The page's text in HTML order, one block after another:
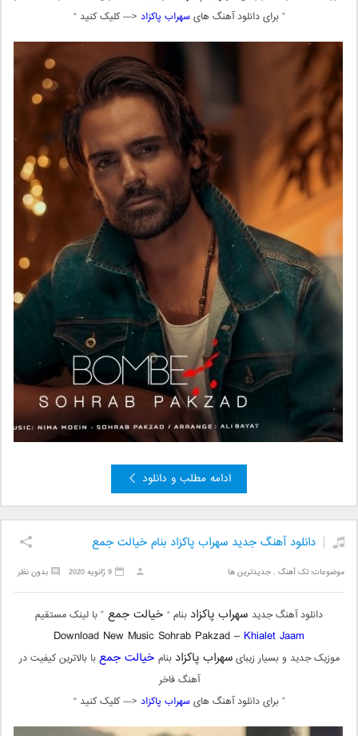
” برای دانلود آهنگ هایسهراب پاکزاد <— کلیک کنید “
ادامه مطلب و دانلود
دانلود آهنگ جدید سهراب پاکزاد بنام خیالت جمع
موضوعات:تک آهنگ ,جدیدترین ها بدون نظر 9 ژانویه 2020
دانلود آهنگ جدید سهراب پاکزاد بنام “ خیالت جمع ” با لینک مستقیم
Download New Music Sohrab Pakzad – Khialet Jaam
موزیک جدید و بسیار زیبایسهراب پاکزاد بنام خیالت جمعبا بالاترین کیفیت در
آهنگ فاخر
” برای دانلود آهنگ هایسهراب پاکزاد <— کلیک کنید “